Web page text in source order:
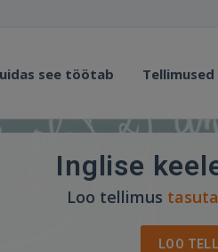
see töötab Tellimused
Inglise
Loo tellimus tasuta
LOO